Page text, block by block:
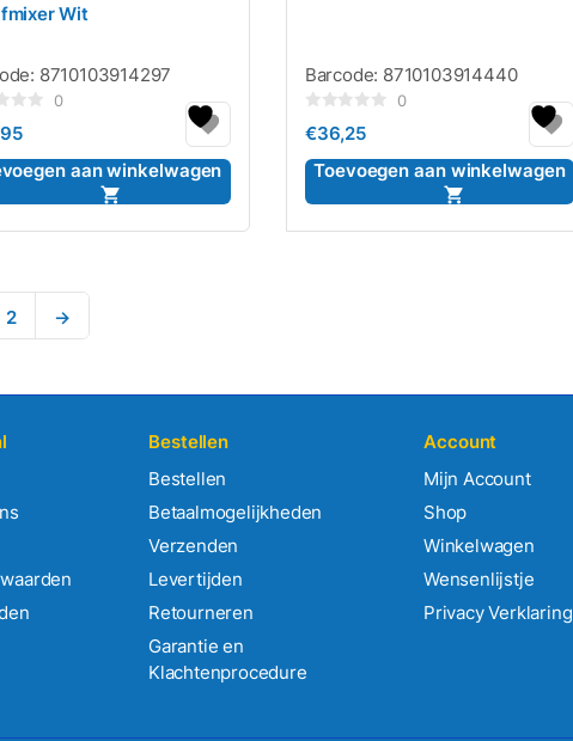
Wit
8710103914297
0
aan winkelwagen
Barcode: 8710103914440
0
5
0
€36,25
Toevoegen aan winkelwagen
2 →
Bestellen
Bestellen
Betaalmogelijkheden
Verzenden
Levertijden
Retourneren
Garantie en
Klachtenprocedure
Account
Mijn Account
Shop
Winkelwagen
Wensenlijstje
Privacy Verklaring